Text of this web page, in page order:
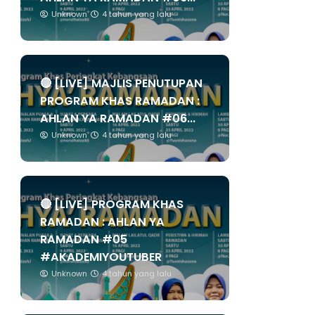
Unknown 4 tahun yang lalu
🔴 [LIVE] MAJLIS PENUTUPAN
PROGRAM KHAS RAMADAN :
AHLAN YA RAMADAN #06...
Unknown 4 tahun yang lalu
🔴 [LIVE] PROGRAM KHAS
RAMADAN : AHLAN YA
RAMADAN #05
#AKADEMIYOUTUBER
Unknown 4 tahun yang lalu